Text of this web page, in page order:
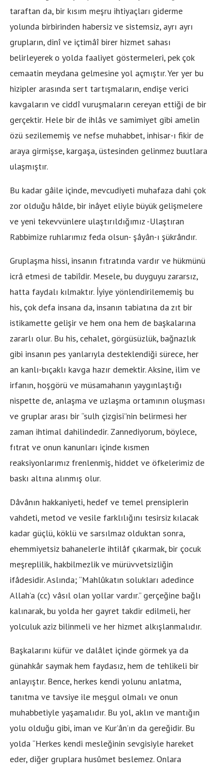
taraftan da, bir kısım meşru ihtiyaçları giderme
yolunda birbirinden habersiz ve sistemsiz, ayrı ayrı
grupların, dinî ve içtimâî birer hizmet sahası
belirleyerek o yolda faaliyet göstermeleri, pek çok
cemaatin meydana gelmesine yol açmıştır. Yer yer bu
hizipler arasında sert tartışmaların, endişe verici
kavgaların ve ciddî vuruşmaların cereyan ettiği de bir
gerçektir. Hele bir de ihlâs ve samimiyet gibi amelin
özü sezilememiş ve nefse muhabbet, inhisar-ı fikir de
araya girmişse, kargaşa, üstesinden gelinmez buutlara
ulaşmıştır.
Bu kadar gâile içinde, mevcudiyeti muhafaza dahi çok
zor olduğu hâlde, bir inâyet eliyle büyük gelişmelere
ve yeni tekevvünlere ulaştırıldığımız -Ulaştıran
Rabbimize ruhlarımız feda olsun- şâyân-ı şükrândır.
Gruplaşma hissi, insanın fıtratında vardır ve hükmünü
icrâ etmesi de tabiîdir. Mesele, bu duyguyu zararsız,
hatta faydalı kılmaktır. İyiye yönlendirilememiş bu
his, çok defa insana da, insanın tabiatına da zıt bir
istikamette gelişir ve hem ona hem de başkalarına
zararlı olur. Bu his, cehalet, görgüsüzlük, bağnazlık
gibi insanın pes yanlarıyla desteklendiği sürece, her
an kanlı-bıçaklı kavga hazır demektir. Aksine, ilim ve
irfanın, hoşgörü ve müsamahanın yaygınlaştığı
nispette de, anlaşma ve uzlaşma ortamının oluşması
ve gruplar arası bir “sulh çizgisi”nin belirmesi her
zaman ihtimal dahilindedir. Zannediyorum, böylece,
fıtrat ve onun kanunları içinde kısmen
reaksiyonlarımız frenlenmiş, hiddet ve öfkelerimiz de
baskı altına alınmış olur.
Dâvânın hakkaniyeti, hedef ve temel prensiplerin
vahdeti, metod ve vesile farklılığını tesirsiz kılacak
kadar güçlü, köklü ve sarsılmaz olduktan sonra,
ehemmiyetsiz bahanelerle ihtilâf çıkarmak, bir çocuk
meşreplilik, hakbilmezlik ve mürüvvetsizliğin
ifâdesidir. Aslında; “Mahlûkatın solukları adedince
Allah’a (cc) vâsıl olan yollar vardır.” gerçeğine bağlı
kalınarak, bu yolda her gayret takdir edilmeli, her
yolculuk aziz bilinmeli ve her hizmet alkışlanmalıdır.
Başkalarını küfür ve dalâlet içinde görmek ya da
günahkâr saymak hem faydasız, hem de tehlikeli bir
anlayıştır. Bence, herkes kendi yolunu anlatma,
tanıtma ve tavsiye ile meşgul olmalı ve onun
muhabbetiyle yaşamalıdır. Bu yol, aklın ve mantığın
yolu olduğu gibi, iman ve Kur’ân’ın da gereğidir. Bu
yolda “Herkes kendi mesleğinin sevgisiyle hareket
eder, diğer gruplara husûmet beslemez. Onlara